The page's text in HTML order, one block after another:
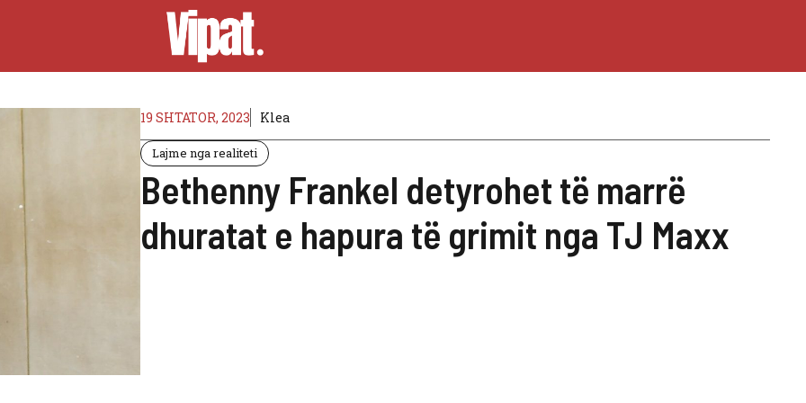
19 SHTATOR, 2023 Klea
Lajme nga realiteti
Bethenny Frankel detyrohet të marrë
dhuratat e hapura të grimit nga TJ Maxx